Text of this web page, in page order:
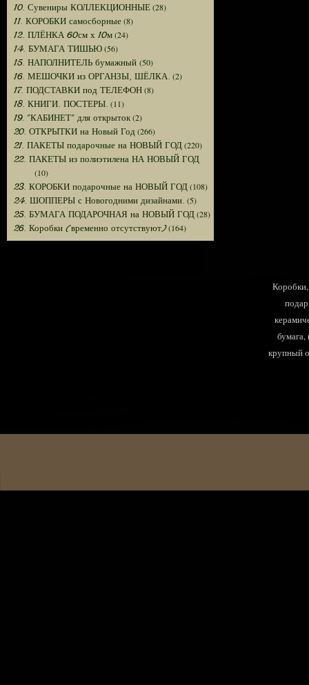
10. Сувениры КОЛЛЕКЦИОННЫЕ(28)
11. КОРОБКИ самосборные(8)
12. ПЛЁНКА 60см х 10м(24)
14. БУМАГА ТИШЬЮ(56)
15. НАПОЛНИТЕЛЬ бумажный (50)
16. МЕШОЧКИ из ОРГАНЗЫ, ШЁЛКА. (2)
17. ПОДСТАВКИ под ТЕЛЕФОН(8)
18. КНИГИ. ПОСТЕРЫ. (11)
19. "КАБИНЕТ" для открыток(2)
20. ОТКРЫТКИ на Новый Год (266)
21. ПАКЕТЫ подарочные на НОВЫЙ ГОД(220)
22. ПАКЕТЫ из полиэтилена НА НОВЫЙ ГОД
(10)
23. КОРОБКИ подарочные на НОВЫЙ ГОД(108)
24. ШОППЕРЫ с Новогодними дизайнами. (5)
25. БУМАГА ПОДАРОЧНАЯ на НОВЫЙ ГОД(28)
26. Коробки (временно отсутствуют)(164)
крупный